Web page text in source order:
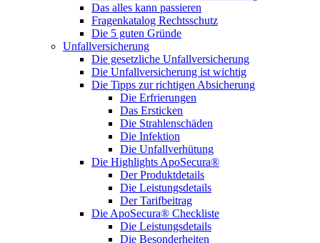
Das alles kann passieren
Fragenkatalog Rechtsschutz
Die 5 guten Gründe
Unfallversicherung
Die gesetzliche Unfallversicherung
Die Unfallversicherung ist wichtig
Die Tipps zur richtigen Absicherung
Die Erfrierungen
Das Ersticken
Die Strahlenschäden
Die Infektion
Die Unfallverhütung
Die Highlights ApoSecura®
Der Produktdetails
Die Leistungsdetails
Der Tarifbeitrag
Die ApoSecura® Checkliste
Die Leistungsdetails
Die Besonderheiten